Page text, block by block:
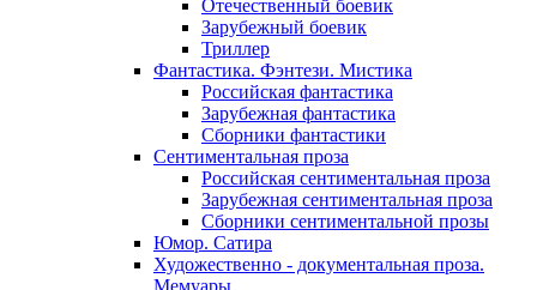
Отечественный боевик
Зарубежный боевик
Триллер
Фантастика. Фэнтези. Мистика
Российская фантастика
Зарубежная фантастика
Сборники фантастики
Сентиментальная проза
Российская сентиментальная проза
Зарубежная сентиментальная проза
Сборники сентиментальной прозы
Юмор. Сатира
Художественно - документальная проза.
Мемуары